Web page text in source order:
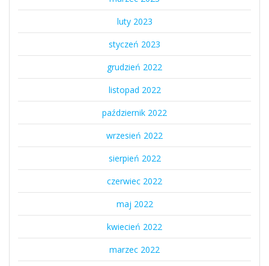
luty 2023
styczeń 2023
grudzień 2022
listopad 2022
październik 2022
wrzesień 2022
sierpień 2022
czerwiec 2022
maj 2022
kwiecień 2022
marzec 2022